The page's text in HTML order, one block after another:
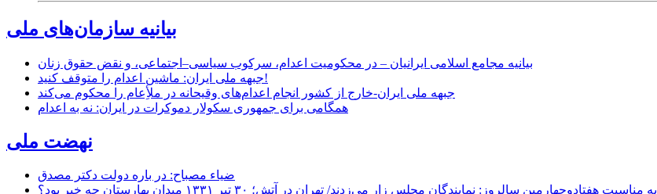
بیانیه سازمان‌های ملی
بیانیه مجامع اسلامی ایرانیان – در محکومیت اعدام، سرکوب سیاسی–اجتماعی، و نقض حقوق زنان
جبهه ملی ایران: ماشین اعدام را متوقف کنید!
جبهه ملی ایران-خارج از کشور انجام اعدام‌های وقیحانه در ملأِعام را محکوم می‌کند
همگامی برای جمهوری سکولار دموکرات در ایران: نه به اعدام
نهضت ملی
ضیاء مصباح: در باره دولت دکتر مصدق
به مناسبت هفتادوچهارمین سالروز: نمایندگان مجلس زار می‌زدند/ تهران در آتش؛ ۳۰ تیر ۱۳۳۱ میدان بهارستان چه خبر بود؟